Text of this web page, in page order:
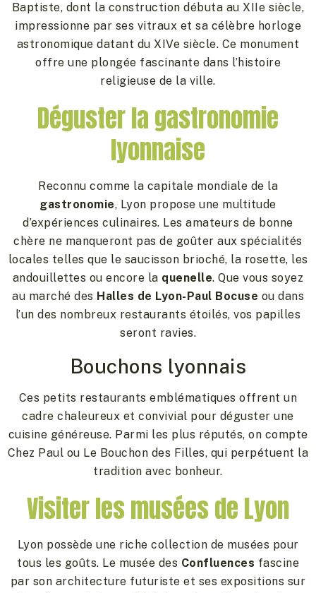
Baptiste, dont la construction débuta au XIIe siècle,
impressionne par ses vitraux et sa célèbre horloge
astronomique datant du XIVe siècle. Ce monument
offre une plongée fascinante dans l’histoire
religieuse de la ville.
Déguster la gastronomie
lyonnaise
Reconnu comme la capitale mondiale de la
gastronomie, Lyon propose une multitude
d’expériences culinaires. Les amateurs de bonne
chère ne manqueront pas de goûter aux spécialités
locales telles que le saucisson brioché, la rosette, les
andouillettes ou encore la quenelle. Que vous soyez
au marché des Halles de Lyon-Paul Bocuse ou dans
l’un des nombreux restaurants étoilés, vos papilles
seront ravies.
Bouchons lyonnais
Ces petits restaurants emblématiques offrent un
cadre chaleureux et convivial pour déguster une
cuisine généreuse. Parmi les plus réputés, on compte
Chez Paul ou Le Bouchon des Filles, qui perpétuent la
tradition avec bonheur.
Visiter les musées de Lyon
Lyon possède une riche collection de musées pour
tous les goûts. Le musée des Confluences fascine
par son architecture futuriste et ses expositions sur